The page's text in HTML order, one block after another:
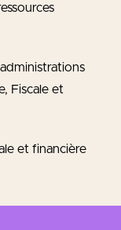
Fiscale et
et financière